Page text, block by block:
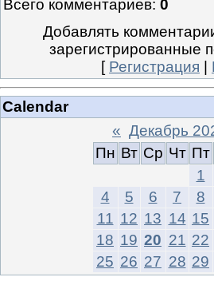
Всего комментариев: 0
Добавлять
зарегистрированные
[ Регистрация
Calendar
« Декабрь
Пн Вт Ср Чт Пт
1
4
5 6 7 8
11 12 13 14 15
18 19 20 21 22
25 26 27 28 29